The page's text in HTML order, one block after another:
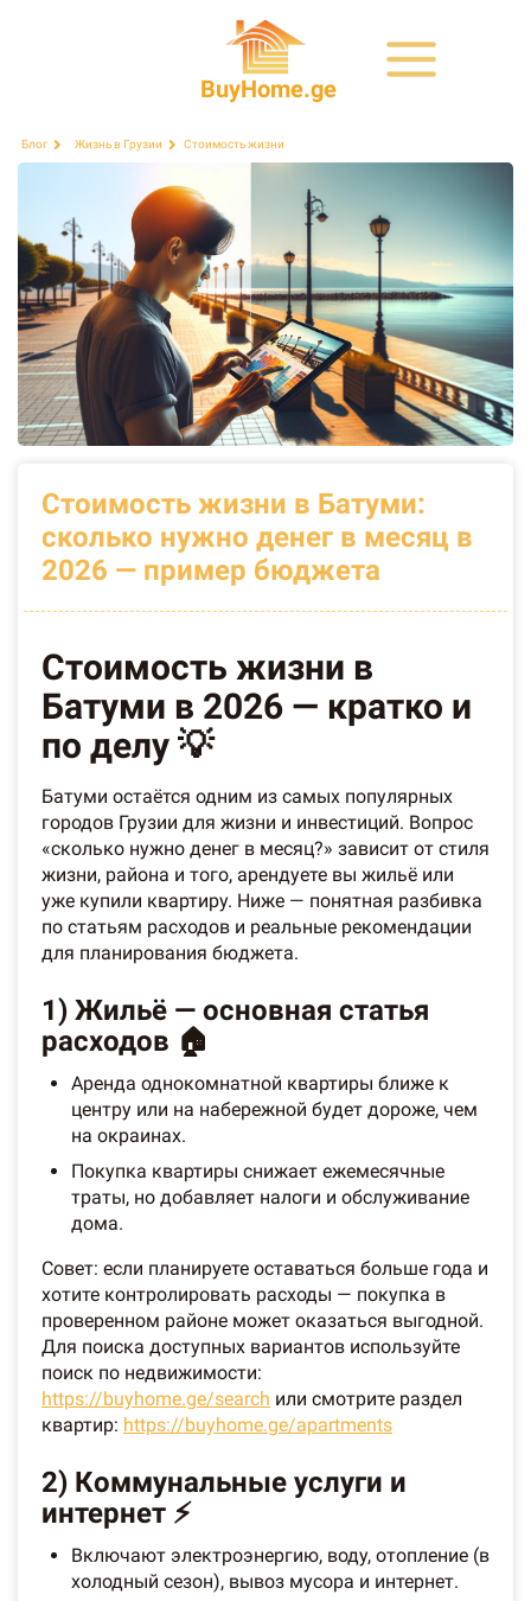
BuyHome.ge
Блог Жизнь в Грузии Стоимость жизни
Стоимость жизни в Батуми:
сколько нужно денег в месяц в
2026 — пример бюджета
Стоимость жизни в
Батуми в 2026 — кратко и
по делу 💡
Батуми остаётся одним из самых популярных
городов Грузии для жизни и инвестиций. Вопрос
«сколько нужно денег в месяц?» зависит от стиля
жизни, района и того, арендуете вы жильё или
уже купили квартиру. Ниже — понятная разбивка
по статьям расходов и реальные рекомендации
для планирования бюджета.
1) Жильё — основная статья
расходов 🏠
Аренда однокомнатной квартиры ближе к
центру или на набережной будет дороже, чем
на окраинах.
Покупка квартиры снижает ежемесячные
траты, но добавляет налоги и обслуживание
дома.
Совет: если планируете оставаться больше года и
хотите контролировать расходы — покупка в
проверенном районе может оказаться выгодной.
Для поиска доступных вариантов используйте
поиск по недвижимости:
https://buyhome.ge/search или смотрите раздел
квартир: https://buyhome.ge/apartments
2) Коммунальные услуги и
интернет ⚡️
Включают электроэнергию, воду, отопление (в
холодный сезон), вывоз мусора и интернет.